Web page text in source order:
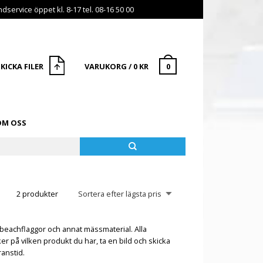
öppet kl. 8-17 tel. 08-16 50 00
FILER VARUKORG / 0 KR 0
OSS
2 produkter
beachflaggoroch annat mässmaterial. Alla
på vilken produkt du har, ta en bild och skicka